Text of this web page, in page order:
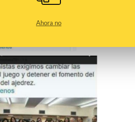
Ahora no